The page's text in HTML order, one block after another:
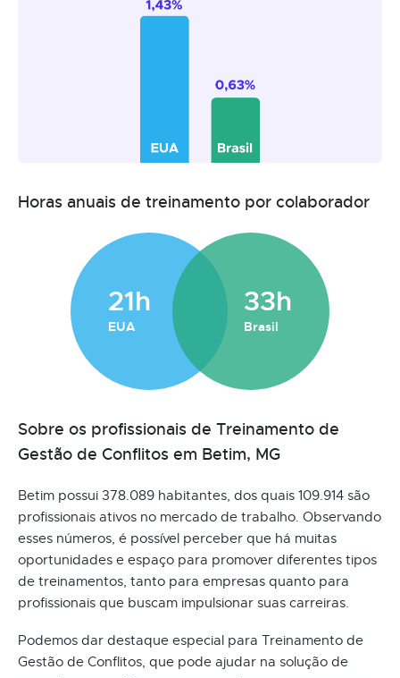
Horas anuais de treinamento por colaborador
21h
EUA
33h
Brasil
Sobre os profissionais de Treinamento de
Gestão de Conflitos em Betim, MG
Betim possui 378.089 habitantes, dos quais 109.914 são
profissionais ativos no mercado de trabalho. Observando
esses números, é possível perceber que há muitas
oportunidades e espaço para promover diferentes tipos
de treinamentos, tanto para empresas quanto para
profissionais que buscam impulsionar suas carreiras.
Podemos dar destaque especial para Treinamento de
Gestão de Conflitos, que pode ajudar na solução de